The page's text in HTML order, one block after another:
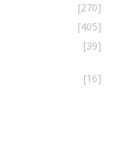
[270]
[405]
[39]
[16]